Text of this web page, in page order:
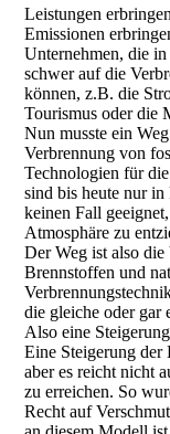
Leistungen
Emissionen
Unternehmen, die
schwer auf die
können, z.B. die
Tourismus oder die
Nun musste ein
Verbrennung von
Technologien für
sind bis heute nur
keinen Fall
Atmosphäre zu
Der Weg ist also die
Brennstoffen und
die gleiche oder gar
Also eine
Eine Steigerung
aber es reicht nicht
zu erreichen. So
Recht auf